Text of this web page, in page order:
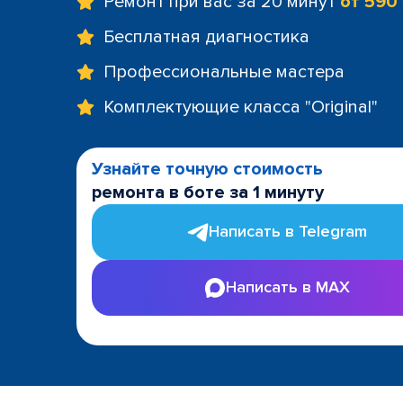
Бесплатная диагностика
Профессиональные мастера
Комплектующие класса "Original"
Узнайте точную стоимость
ремонта в боте за 1 минуту
Написать в Telegram
Написать в MAX